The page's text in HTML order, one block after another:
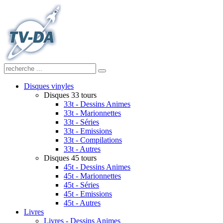
Disques vinyles
Disques 33 tours
33t - Dessins Animes
33t - Marionnettes
33t - Séries
33t - Emissions
33t - Compilations
33t - Autres
Disques 45 tours
45t - Dessins Animes
45t - Marionnettes
45t - Séries
45t - Emissions
45t - Autres
Livres
Livres - Dessins Animes